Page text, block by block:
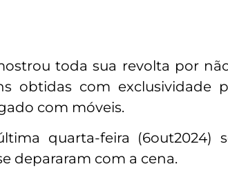
toda sua revolta por
obtidas com exclusividade
com móveis.
quarta-feira (6out2024)
depararam com a cena.